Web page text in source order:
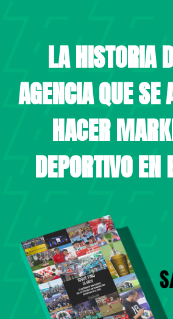
LA HISTORIA
AGENCIA QUE SE
HACER
DEPORTIVO EN